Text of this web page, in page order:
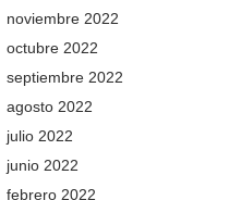
noviembre 2022
octubre 2022
septiembre 2022
agosto 2022
julio 2022
junio 2022
febrero 2022